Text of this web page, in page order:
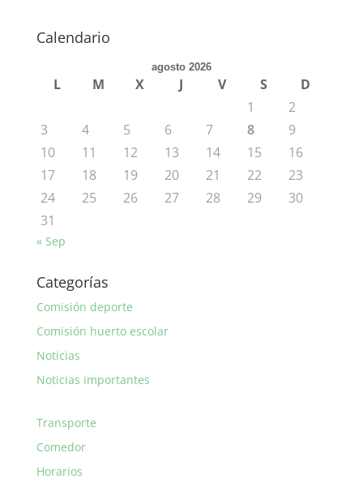
Calendario
agosto 2026
L M X J V S
D
1
2
3
4 5 6 7 8
9
10
11 12 13 14 15
16
17
18 19 20 21 22
23
24
25 26 27 28 29
30
31
« Sep
Categorías
Comisión deporte
Comisión huerto escolar
Noticias
Noticias importantes
Transporte
Comedor
Horarios